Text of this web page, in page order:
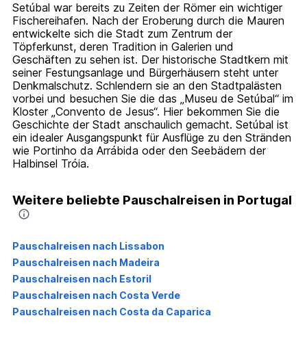
Setúbal war bereits zu Zeiten der Römer ein wichtiger
Fischereihafen. Nach der Eroberung durch die Mauren
entwickelte sich die Stadt zum Zentrum der
Töpferkunst, deren Tradition in Galerien und
Geschäften zu sehen ist. Der historische Stadtkern mit
seiner Festungsanlage und Bürgerhäusern steht unter
Denkmalschutz. Schlendern sie an den Stadtpalästen
vorbei und besuchen Sie die das „Museu de Setúbal“ im
Kloster „Convento de Jesus“. Hier bekommen Sie die
Geschichte der Stadt anschaulich gemacht. Setúbal ist
ein idealer Ausgangspunkt für Ausflüge zu den Stränden
wie Portinho da Arrábida oder den Seebädern der
Halbinsel Tróia.
Weitere beliebte Pauschalreisen in Portugal
Pauschalreisen nach Lissabon
Pauschalreisen nach Madeira
Pauschalreisen nach Estoril
Pauschalreisen nach Costa Verde
Pauschalreisen nach Costa da Caparica